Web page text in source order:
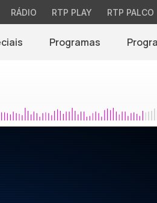
RÁDIO RTP PLAY RTP PALCO
Programas